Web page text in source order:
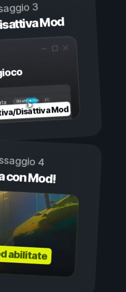
3
Mod
Attivo
Disattivo
Disattiva Mod
4
con Mod!
abilitate